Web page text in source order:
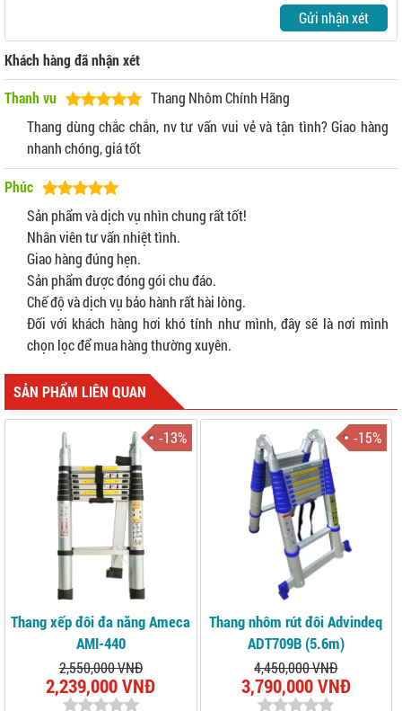
Gửi nhận xét
Khách hàng đã nhận xét
Thanh vu
Thang Nhôm Chính Hãng
Thang dùng chắc chắn, nv tư vấn vui vẻ và tận tình? Giao hàng
nhanh chóng, giá tốt
Phúc
Sản phẩm và dịch vụ nhìn chung rất tốt!
Nhân viên tư vấn nhiệt tình.
Giao hàng đúng hẹn.
Sản phẩm được đóng gói chu đáo.
Chế độ và dịch vụ bảo hành rất hài lòng.
Đối với khách hàng hơi khó tính như mình, đây sẽ là nơi mình
chọn lọc để mua hàng thường xuyên.
SẢN PHẨM LIÊN QUAN
-13%
Thang xếp đôi đa năng Ameca
AMI-440
2,550,000 VNĐ
2,239,000 VNĐ
-15%
Thang nhôm rút đôi Advindeq
ADT709B (5.6m)
4,450,000 VNĐ
3,790,000 VNĐ